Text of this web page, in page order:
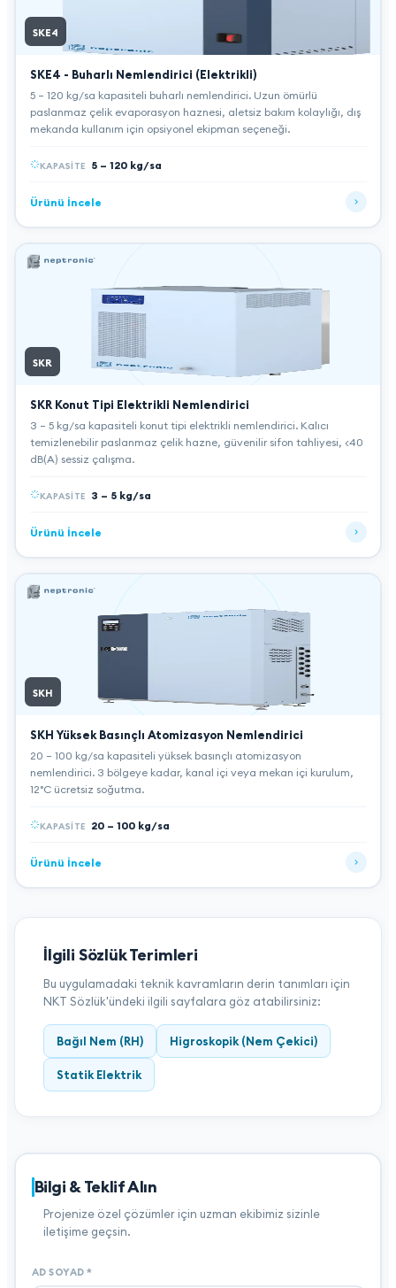
SKE4
SKE4 - Buharlı Nemlendirici (Elektrikli)
5 – 120 kg/sa kapasiteli buharlı nemlendirici. Uzun ömürlü
paslanmaz çelik evaporasyon haznesi, aletsiz bakım kolaylığı, dış
mekanda kullanım için opsiyonel ekipman seçeneği.
KAPASITE 5 – 120 kg/sa
Ürünü İncele
SKR
SKR Konut Tipi Elektrikli Nemlendirici
3 – 5 kg/sa kapasiteli konut tipi elektrikli nemlendirici. Kalıcı
temizlenebilir paslanmaz çelik hazne, güvenilir sifon tahliyesi, <40
dB(A) sessiz çalışma.
KAPASITE 3 – 5 kg/sa
Ürünü İncele
SKH
SKH Yüksek Basınçlı Atomizasyon Nemlendirici
20 – 100 kg/sa kapasiteli yüksek basınçlı atomizasyon
nemlendirici. 3 bölgeye kadar, kanal içi veya mekan içi kurulum,
12°C ücretsiz soğutma.
KAPASITE 20 – 100 kg/sa
Ürünü İncele
İlgili Sözlük Terimleri
Bu uygulamadaki teknik kavramların derin tanımları için
NKT Sözlük'ündeki ilgili sayfalara göz atabilirsiniz:
Bağıl Nem (RH) Higroskopik (Nem Çekici)
Statik Elektrik
Bilgi & Teklif Alın
Projenize özel çözümler için uzman ekibimiz sizinle
iletişime geçsin.
AD SOYAD *